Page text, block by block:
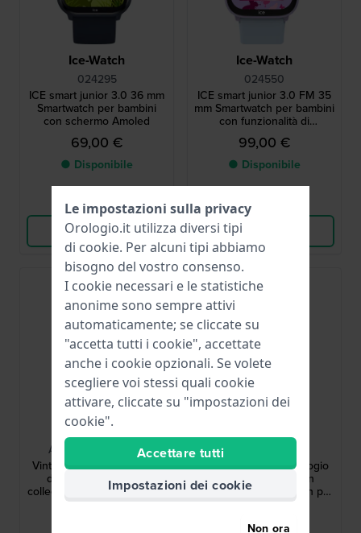
Ice-Watch
024295
ICE smart junior 3.0 36 mm
Smartwatch per bambini
con schermo Amoled
69,00 €
● Disponibile
Confronta
Vedi i prodotti
Ice-Watch
024550
ICE smart junior 3.0 FM 35
mm Smartwatch per bambini
con funzionalità di
geolocalizzazione Apple
Find My
99,00 €
● Disponibile
Confronta
Vedi i prodotti
Casio
ABL-100WEG-9AEF
Vintage 37.9 mm Orologio
dal look vintage con
collegamento Bluetooth per
smartphone
ABL-100WE-1BEF
Vintage 37.9 mm Orologio
dal look vintage con
collegamento Bluetooth per
smartphone
Le impostazioni sulla privacy
Orologio.it utilizza diversi tipi
di cookie. Per alcuni tipi abbiamo
bisogno del vostro consenso.
I cookie necessari e le statistiche
anonime sono sempre attivi
automaticamente; se cliccate su
"accetta tutti i cookie", accettate
anche i cookie opzionali. Se volete
scegliere voi stessi quali cookie
attivare, cliccate su "impostazioni dei
cookie".
Accettare tutti
Impostazioni dei cookie
Non ora